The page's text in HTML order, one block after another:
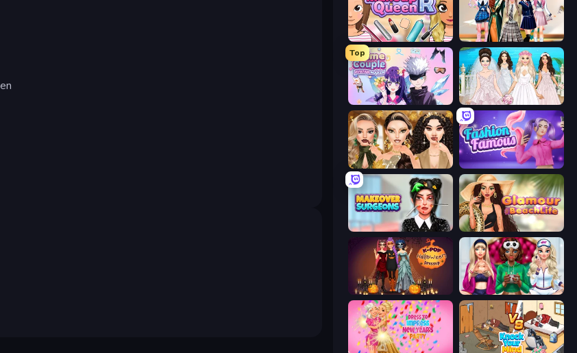
Make Up Queen R Back To School: Uniforms Edition
Top
Anime Couple: Avatar Maker Model Wedding
Autumn Glam Gala Fashion Famous
Makeover Surgeons Glamour Beach Life
BFFs Luxury Loungewear